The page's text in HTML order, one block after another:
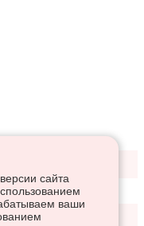
сайта
ваши